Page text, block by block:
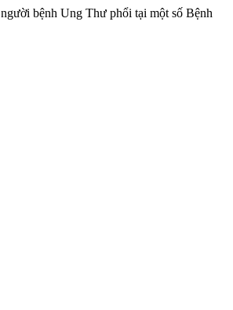
bệnh Ung Thư phổi tại một số Bệnh